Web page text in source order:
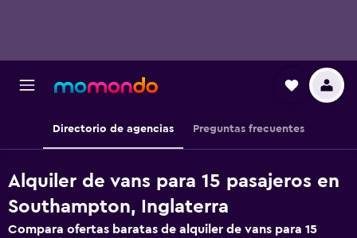
Directorio de agencias Preguntas frecuentes
Alquiler de vans para 15 pasajeros en
Southampton, Inglaterra
Compara ofertas baratas de alquiler de vans para 15